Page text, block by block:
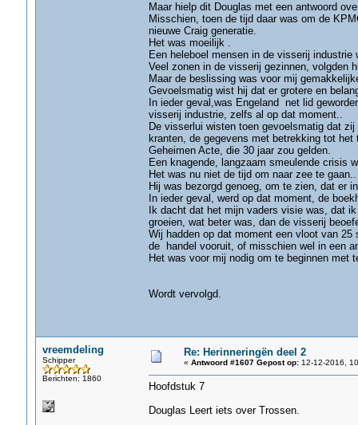
Maar hielp dit Douglas met een antwoord
Misschien, toen de tijd daar was om de
nieuwe Craig generatie.
Het was moeilijk .
Een heleboel mensen in de visserij
Veel zonen in de visserij gezinnen, volgden
Maar de beslissing was voor mij
Gevoelsmatig wist hij dat er grotere en
In ieder geval,was Engeland net lid
visserij industrie, zelfs al op dat moment..
De visserlui wisten toen gevoelsmatig dat
kranten, de gegevens met betrekking tot
Geheimen Acte, die 30 jaar zou gelden.
Een knagende, langzaam smeulende crisis
Het was nu niet de tijd om naar zee te gaan..
Hij was bezorgd genoeg, om te zien, dat er
In ieder geval, werd op dat moment, de
Ik dacht dat het mijn vaders visie was, dat
groeien, wat beter was, dan de visserij
Wij hadden op dat moment een vloot van
de handel vooruit, of misschien wel in een
Het was voor mij nodig om te beginnen met
Wordt vervolgd.
vreemdeling
Schipper
Berichten: 1860
Re: Herinneringën deel 2
« Antwoord #1607 Gepost op:12-12-2016,
Hoofdstuk 7
Douglas Leert iets over Trossen.